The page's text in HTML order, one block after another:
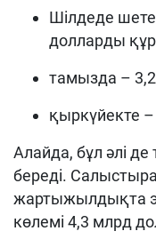
Шілдеде
долларды
тамызда –
қыркүйекте
Алайда, бұл әлі
береді.
жартыжылдықта
көлемі 4,3 млрд